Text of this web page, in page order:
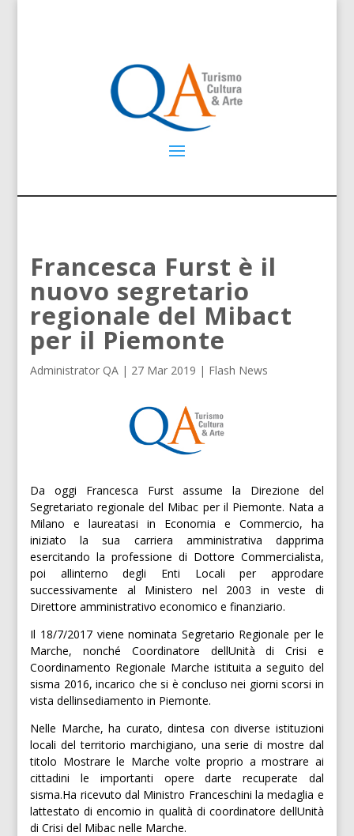
Francesca Furst è il
nuovo segretario
regionale del Mibact
per il Piemonte
Administrator QA | 27 Mar 2019 | Flash News
Da oggi Francesca Furst assume la Direzione del
Segretariato regionale del Mibac per il Piemonte. Nata a
Milano e laureatasi in Economia e Commercio, ha
iniziato la sua carriera amministrativa dapprima
esercitando la professione di Dottore Commercialista,
poi allinterno degli Enti Locali per approdare
successivamente al Ministero nel 2003 in veste di
Direttore amministrativo economico e finanziario.
Il 18/7/2017 viene nominata Segretario Regionale per le
Marche, nonché Coordinatore dellUnità di Crisi e
Coordinamento Regionale Marche istituita a seguito del
sisma 2016, incarico che si è concluso nei giorni scorsi in
vista dellinsediamento in Piemonte.
Nelle Marche, ha curato, dintesa con diverse istituzioni
locali del territorio marchigiano, una serie di mostre dal
titolo Mostrare le Marche volte proprio a mostrare ai
cittadini le importanti opere darte recuperate dal
sisma.Ha ricevuto dal Ministro Franceschini la medaglia e
lattestato di encomio in qualità di coordinatore dellUnità
di Crisi del Mibac nelle Marche.